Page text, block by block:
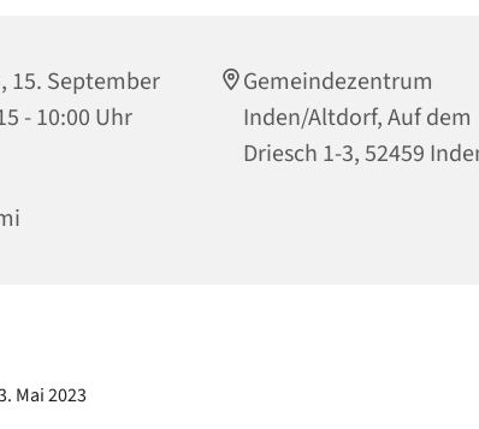
15. September
- 10:00 Uhr
Gemeindezentrum
Inden/Altdorf, Auf dem
Driesch 1-3, 52459
Mai 2023